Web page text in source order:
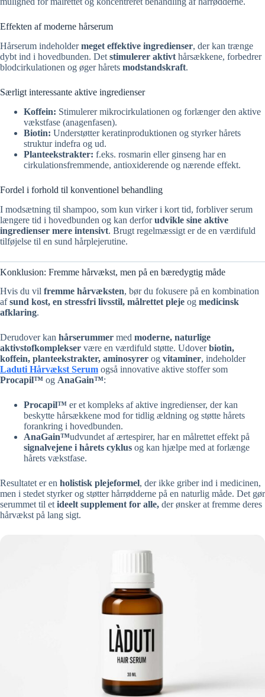
Effekten af moderne hårserum
Hårserum indeholdermeget effektive ingredienser, der kan trænge
dybt ind i hovedbunden. Det stimulerer aktivt hårsækkene, forbedrer
blodcirkulationen og øger hårets modstandskraft.
Særligt interessante aktive ingredienser
Koffein: Stimulerer mikrocirkulationen og forlænger den aktive
vækstfase (anagenfasen).
Biotin: Understøtter keratinproduktionen og styrker hårets
struktur indefra og ud.
Planteekstrakter: f.eks. rosmarin eller ginseng har en
cirkulationsfremmende, antioxiderende og nærende effekt.
Fordel i forhold til konventionel behandling
I modsætning til shampoo, som kun virker i kort tid, forbliver serum
længere tid i hovedbunden og kan derforudvikle sine aktive
ingredienser mere intensivt. Brugt regelmæssigt er de en værdifuld
tilføjelse til en sund hårplejerutine.
Konklusion: Fremme hårvækst, men på en bæredygtig måde
Hvis du vil fremme hårvæksten, bør du fokusere på en kombination
afsund kost, en stressfri livsstil, målrettet pleje og medicinsk
afklaring.
Derudover kan hårserummer med moderne, naturlige
aktivstofkomplekser være en værdifuld støtte. Udoverbiotin,
koffein, planteekstrakter, aminosyrer og vitaminer, indeholder
Laduti Hårvækst Serum også innovative aktive stoffer som
Procapil™ og AnaGain™:
Procapil™ er et kompleks af aktive ingredienser, der kan
beskytte hårsækkene mod for tidlig ældning og støtte hårets
forankring i hovedbunden.
AnaGain™udvundet af ærtespirer, har en målrettet effekt på
signalvejene i hårets cyklus og kan hjælpe med at forlænge
hårets vækstfase.
Resultatet er en holistisk plejeformel, der ikke griber ind i medicinen,
men i stedet styrker og støtter hårrødderne på en naturlig måde. Det gør
serummet til etideelt supplement for alle, der ønsker at fremme deres
hårvækst på lang sigt.